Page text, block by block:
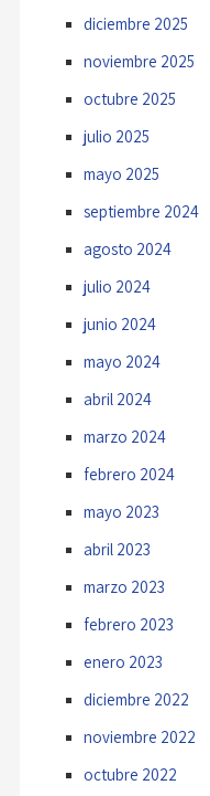
diciembre 2025
noviembre 2025
octubre 2025
julio 2025
mayo 2025
septiembre 2024
agosto 2024
julio 2024
junio 2024
mayo 2024
abril 2024
marzo 2024
febrero 2024
mayo 2023
abril 2023
marzo 2023
febrero 2023
enero 2023
diciembre 2022
noviembre 2022
octubre 2022